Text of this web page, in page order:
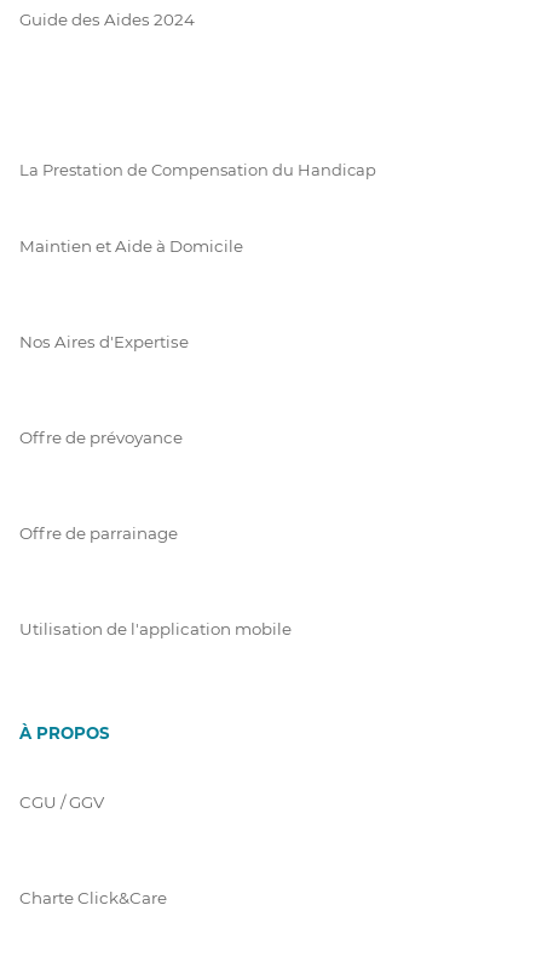
Guide des Aides 2024
La Prestation de Compensation du Handicap
Maintien et Aide à Domicile
Nos Aires d'Expertise
Offre de prévoyance
Offre de parrainage
Utilisation de l'application mobile
À PROPOS
CGU / GGV
Charte Click&Care